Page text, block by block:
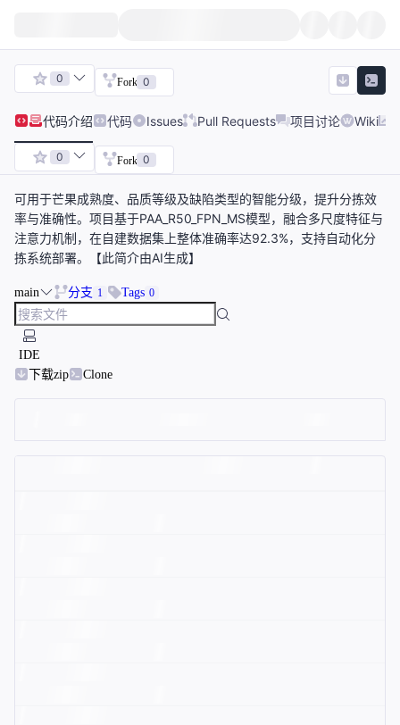
0 Fork 0
代码介绍 代码 Issues Pull Requests 项目讨论 Wiki
0 Fork 0
可用于芒果成熟度、品质等级及缺陷类型的智能分级，提升分拣效
率与准确性。项目基于PAA_R50_FPN_MS模型，融合多尺度特征与
注意力机制，在自建数据集上整体准确率达92.3%，支持自动化分
拣系统部署。【此简介由AI生成】
main 分支 1 Tags 0
IDE
下载zip
Clone